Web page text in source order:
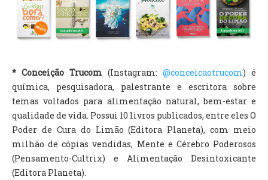
* Conceição Trucom (Instagram: @conceicaotrucom) é
química, pesquisadora, palestrante e escritora sobre
temas voltados para alimentação natural, bem-estar e
qualidade de vida. Possui 10 livros publicados, entre eles O
Poder de Cura do Limão (Editora Planeta), com meio
milhão de cópias vendidas, Mente e Cérebro Poderosos
(Pensamento-Cultrix) e Alimentação Desintoxicante
(Editora Planeta).